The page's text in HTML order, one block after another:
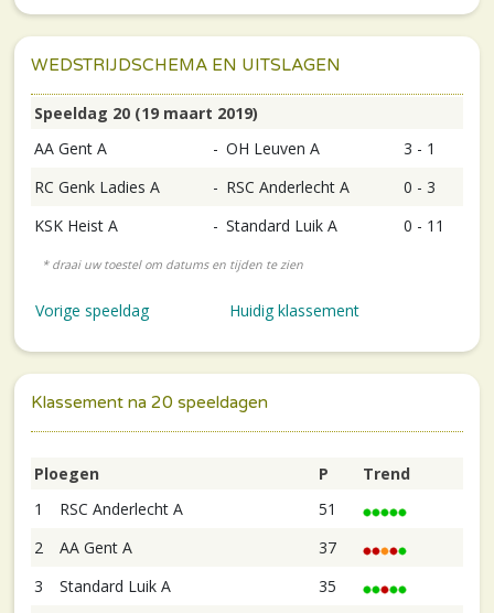
WEDSTRIJDSCHEMA EN UITSLAGEN
Speeldag 20 (19 maart 2019)
AA Gent A
- OH Leuven A
3 - 1
RC Genk Ladies A
- RSC Anderlecht A
0 - 3
KSK Heist A
- Standard Luik A 0 - 11
Vorige speeldag Huidig klassement
Klassement na 20 speeldagen
Ploegen P
Trend
1
RSC Anderlecht A
51
2
AA Gent A
37
3
Standard Luik A
35